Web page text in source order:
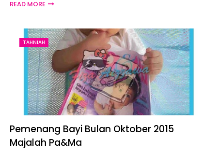
READ MORE
TAHNIAH
Pemenang Bayi Bulan Oktober 2015
Majalah Pa&Ma